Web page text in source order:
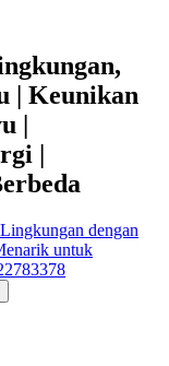
| Keunikan
|
|